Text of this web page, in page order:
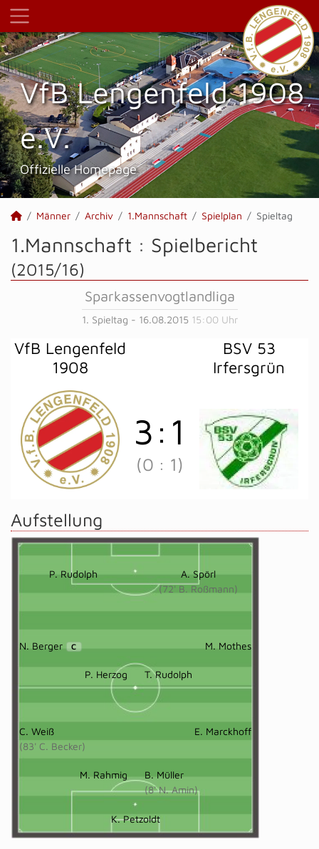
VfB Lengenfeld 1908
e.V.
Offizielle Homepage
Männer Archiv 1.Mannschaft Spielplan Spieltag
1.Mannschaft : Spielbericht
(2015/16)
Sparkassenvogtlandliga
1. Spieltag - 16.08.2015 15:00 Uhr
VfB Lengenfeld
1908
BSV 53
Irfersgrün
3 : 1
(0 : 1)
Aufstellung
P. Rudolph
A. Spörl
(72' B. Roßmann)
N. Berger C M. Mothes
P. Herzog T. Rudolph
C. Weiß
(83' C. Becker)
E. Marckhoff
M. Rahmig
B. Müller
(8' N. Amin)
K. Petzoldt